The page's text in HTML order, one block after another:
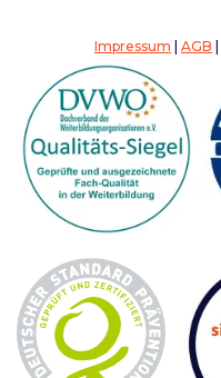
Impressum | AGB |